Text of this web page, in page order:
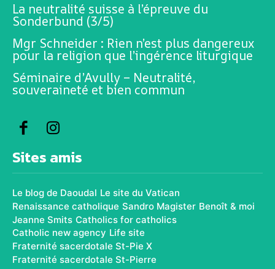
La neutralité suisse à l’épreuve du
Sonderbund (3/5)
Mgr Schneider : Rien n’est plus dangereux
pour la religion que l’ingérence liturgique
Séminaire d’Avully – Neutralité,
souveraineté et bien commun
Sites amis
Le blog de Daoudal Le site du Vatican
Renaissance catholique Sandro Magister Benoît & moi
Jeanne Smits Catholics for catholics
Catholic new agency Life site
Fraternité sacerdotale St-Pie X
Fraternité sacerdotale St-Pierre